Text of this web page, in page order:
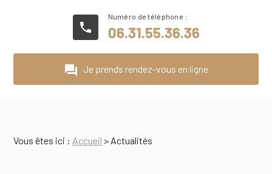
phone 06.31.55.36.36
question_answer Je prends rendez-vous en ligne
Vous êtes ici : Accueil > Actualités